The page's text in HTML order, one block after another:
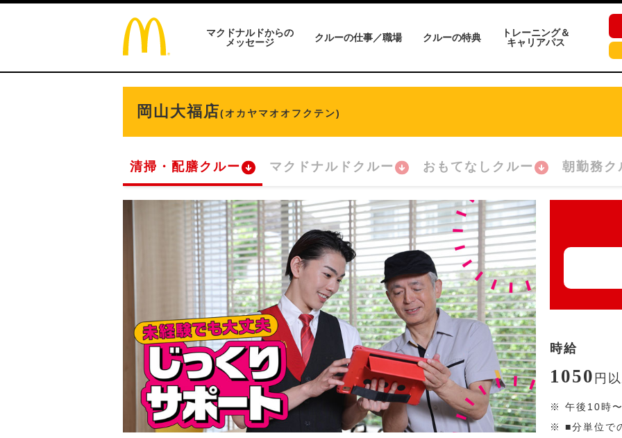
マクドナルドからの
メッセージ
クルーの仕事／職場 クルーの特典
トレーニング＆
キャリアパス
岡山大福店(オカヤマオオフクテン)
清掃・配膳クルー マクドナルドクルー おもてなしクルー 朝勤務ク
時給
1050 円
※ 午後10時
※ ■分単位で